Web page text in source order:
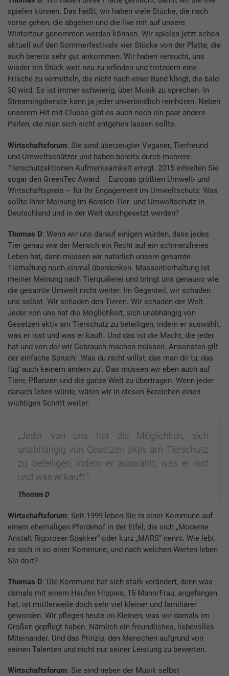
spielen können. Das heißt, wir haben viele Stücke, die nach
vorne gehen, die abgehen und die live mit auf unsere
Wintertour genommen werden können. Wir spielen jetzt schon
aktuell auf den Sommerfestivals vier Stücke von der Platte, die
auch bereits sehr gut ankommen. Wir haben versucht, uns
wieder ein Stück weit neu zu erfinden und trotzdem eine
Frische zu vermitteln, die nicht nach einer Band klingt, die bald
30 wird. Es ist immer schwierig, über Musik zu sprechen. In
Streamingdienste kann ja jeder unverbindlich reinhören. Neben
unserem Hit mit Clueso gibt es auch noch ein paar andere
Perlen, die man sich nicht entgehen lassen sollte.
Wirtschaftsforum: Sie sind überzeugter Veganer, Tierfreund
und Umweltschützer und haben bereits durch mehrere
Tierschutzaktionen Aufmerksamkeit erregt. 2015 erhielten Sie
sogar den GreenTec Award – Europas größten Umwelt- und
Wirtschaftspreis – für Ihr Engagement im Umweltschutz. Was
sollte Ihrer Meinung im Bereich Tier- und Umweltschutz in
Deutschland und in der Welt durchgesetzt werden?
Thomas D: Wenn wir uns darauf einigen würden, dass jedes
Tier genau wie der Mensch ein Recht auf ein schmerzfreies
Leben hat, dann müssen wir natürlich unsere gesamte
Tierhaltung noch einmal überdenken. Massentierhaltung ist
meiner Meinung nach Tierquälerei und bringt uns genauso wie
die gesamte Umwelt nicht weiter. Im Gegenteil, wir schaden
uns selbst. Wir schaden den Tieren. Wir schaden der Welt.
Jeder von uns hat die Möglichkeit, sich unabhängig von
Gesetzen aktiv am Tierschutz zu beteiligen, indem er auswählt,
was er isst und was er kauft. Und das ist die Macht, die jeder
hat und von der wir Gebrauch machen müssen. Ansonsten gilt
der einfache Spruch: ‚Was du nicht willst, das man dir tu, das
füg‘ auch keinem andern zu‘. Das müssen wir eben auch auf
Tiere, Pflanzen und die ganze Welt zu übertragen. Wenn jeder
danach leben würde, wären wir in diesen Bereichen einen
wichtigen Schritt weiter.
„Jeder von uns hat die Möglichkeit, sich
unabhängig von Gesetzen aktiv am Tierschutz
zu beteiligen, indem er auswählt, was er isst
und was er kauft.“
Thomas D
Wirtschaftsforum: Seit 1999 leben Sie in einer Kommune auf
einem ehemaligen Pferdehof in der Eifel, die sich „Moderne
Anstalt Rigoroser Spakker“ oder kurz „MARS“ nennt. Wie lebt
es sich in so einer Kommune, und nach welchen Werten leben
Sie dort?
Thomas D: Die Kommune hat sich stark verändert, denn was
damals mit einem Haufen Hippies, 15 Mann/Frau, angefangen
hat, ist mittlerweile doch sehr viel kleiner und familiärer
geworden. Wir pflegen heute im Kleinen, was wir damals im
Großen gepflegt haben. Nämlich ein freundliches, liebevolles
Miteinander. Und das Prinzip, den Menschen aufgrund von
seinen Talenten und nicht nur seiner Leistung zu bewerten.
Wirtschaftsforum: Sie sind neben der Musik selbst